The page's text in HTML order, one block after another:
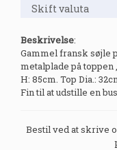
Beskrivelse:
Gammel fransk søjle
metalplade på toppen
H: 85cm. Top Dia.:
Fin til at udstille en
Bestil ved at skrive